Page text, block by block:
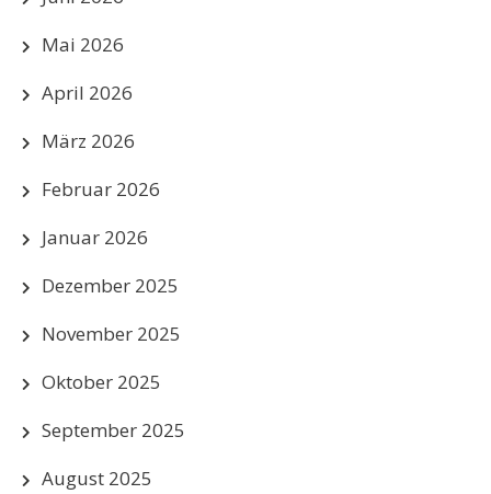
Mai 2026
April 2026
März 2026
Februar 2026
Januar 2026
Dezember 2025
November 2025
Oktober 2025
September 2025
August 2025